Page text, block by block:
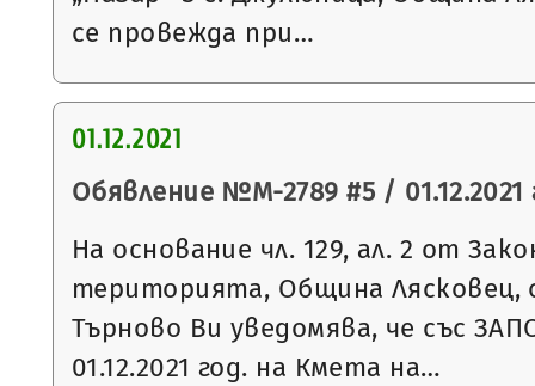
се провежда при…
01.12.2021
Обявление №М-2789 #5 / 01.12.2021
На основание чл. 129, ал. 2 от
територията, Община Лясковец,
Търново Ви уведомява, че със
01.12.2021 год. на Кмета на…